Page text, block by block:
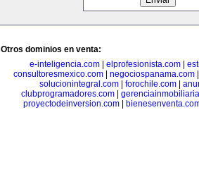
Otros dominios en venta:
e-inteligencia.com
elprofesionista.com
consultoresmexico.com| negociospanama.com
solucionintegral.com| forochile.com|
clubprogramadores.com
proyectodeinversion.com|